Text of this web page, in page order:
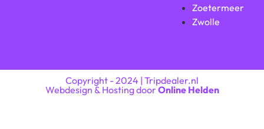
Zoetermeer
Zwolle
Copyright - 2024 | Tripdealer.nl
Webdesign & Hosting doorOnline Helden